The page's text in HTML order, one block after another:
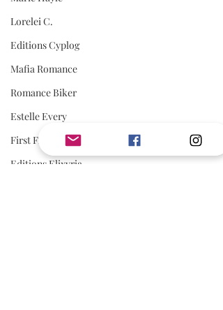
Lorelei C.
Editions Cyplog
Mafia Romance
Romance Biker
Estelle Every
First Flight Editions
Editions Elixyria